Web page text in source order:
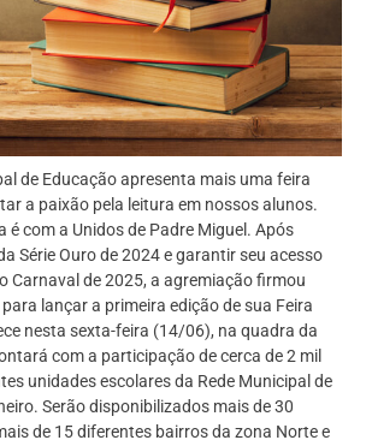
de Educação apresenta mais uma feira
a paixão pela leitura em nossos alunos.
é com a Unidos de Padre Miguel. Após
Série Ouro de 2024 e garantir seu acesso
Carnaval de 2025, a agremiação firmou
lançar a primeira edição de sua Feira
nesta sexta-feira (14/06), na quadra da
com a participação de cerca de 2 mil
unidades escolares da Rede Municipal de
Serão disponibilizados mais de 30
de 15 diferentes bairros da zona Norte e